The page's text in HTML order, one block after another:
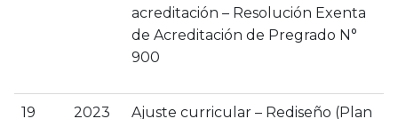
acreditación – Resolución Exenta
de Acreditación de Pregrado N°
900
19 2023
Ajuste curricular – Rediseño (Plan